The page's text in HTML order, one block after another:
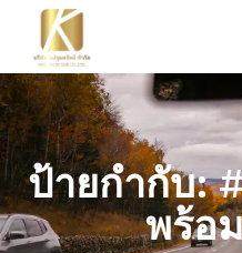
ป้ายกำกับ:
พร้อ